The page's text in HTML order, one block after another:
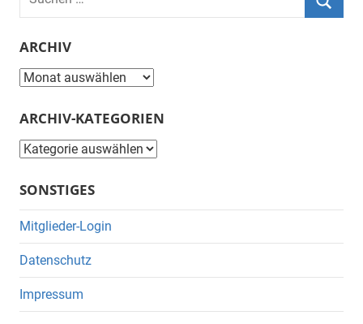
nach:
ARCHIV
Archiv
ARCHIV-KATEGORIEN
Archiv-
SONSTIGES
Mitglieder-Login
Datenschutz
Impressum